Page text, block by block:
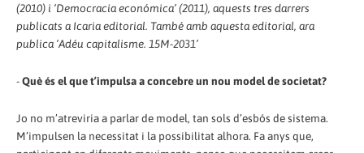
(2010) i ‘Democracia económica’ (2011), aquests tres darrers
publicats a Icaria editorial. També amb aquesta editorial, ara
publica ‘Adéu capitalisme. 15M-2031’
-Què és el que t’impulsa a concebre un nou model de societat?
Jo no m’atreviria a parlar de model, tan sols d’esbós de sistema.
M’impulsen la necessitat i la possibilitat alhora. Fa anys que,